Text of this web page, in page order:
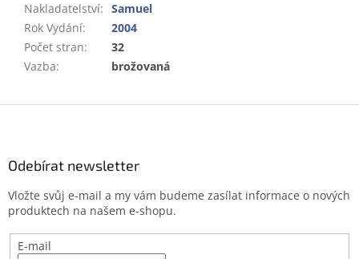
Nakladatelství: Samuel
Rok Vydání:
2004
Počet stran:
32
Vazba: brožovaná
Odebírat newsletter
Vložte svůj e-mail a my vám budeme zasílat informace o nových
produktech na našem e-shopu.
E-mail